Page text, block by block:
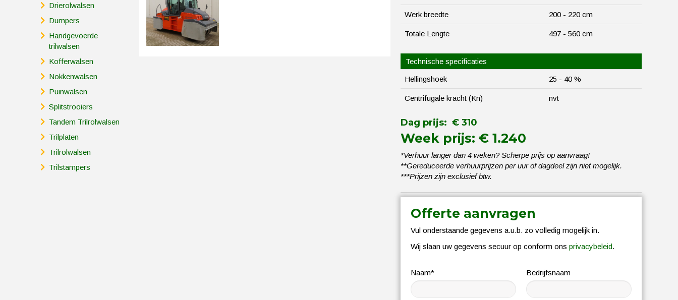
Drierolwalsen
Dumpers
Handgevoerde
trilwalsen
Kofferwalsen
Nokkenwalsen
Puinwalsen
Splitstrooiers
Tandem Trilrolwalsen
Trilplaten
Trilrolwalsen
Trilstampers
Werk breedte 200 - 220 cm
Totale Lengte 497 - 560 cm
Technische specificaties
Hellingshoek 25 - 40 %
Centrifugale kracht (Kn) nvt
Dag prijs: € 310
Week prijs: € 1.240
*Verhuur langer dan 4 weken? Scherpe prijs op aanvraag!
**Gereduceerde verhuurprijzen per uur of dagdeel zijn niet mogelijk.
***Prijzen zijn exclusief btw.
Offerte aanvragen
Vul onderstaande gegevens a.u.b. zo volledig mogelijk in.
Wij slaan uw gegevens secuur op conform ons privacybeleid.
Naam* Bedrijfsnaam